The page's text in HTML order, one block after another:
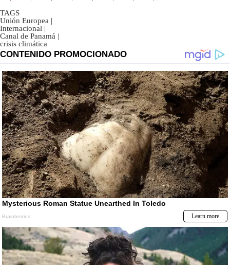
TAGS
Unión Europea |
Internacional |
Canal de Panamá |
crisis climática